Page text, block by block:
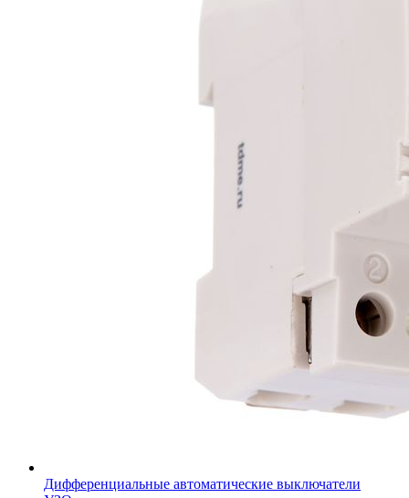
Дифференциальные автоматические выключатели